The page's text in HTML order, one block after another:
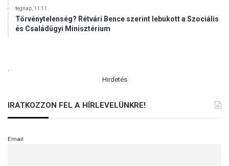
tegnap, 11:11
Törvénytelenség? Rétvári Bence szerint lebukott a Szociális
és Családügyi Minisztérium
.
Hirdetés
IRATKOZZON FEL A HÍRLEVELÜNKRE!
Email